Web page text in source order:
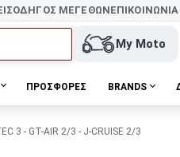
ΟΔΗΓΟΣ ΜΕΓΕΘΩΝΕΠΙΚΟΙΝΩΝΙΑ
My Moto
ΠΡΟΣΦΟΡΕΣ BRANDS
3 - GT-AIR 2/3 - J-CRUISE 2/3